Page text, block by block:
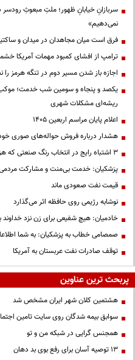
سربازانِ خیابانِ ظهور؛ ملتِ مبعوثِ رودسر
نمی‌دهیم»
فرق است میان مجاهدان در میدان و
ترامپ از افشای کمبود مهمات آمریکا
اجازه باز شدن مسیر دوم در تنگه هرمز را
یکصد و پنجاه و سومین شب خدمت؛ موکب
ریشه‌ای مشکلات شهری
اعلام پایان مراسم اربعین ۱۴۰۵
هشدار درباره فروش حواله‌های صوری
3 اشتباه رایج در انتخاب رنگ صنعتی که هزینه‌اش را سال‌ها می‌پردازید...
پزشکیان: خدمت بی‌منت و مشارکت
قیمت نفت صعودی ماند
نوشابه رژیمی روی حافظه اثر می‌گذارد
خادمیان: هیچ شفیعی برای زن نزد
صمصامی خطاب به پزشکیان: به شما
توقف صادرات نفت عربستان به آمریکا
پربحث ترین عناوین
هشتمین کلان شهر ایران مشخص شد
سوابق بیمه شدگان روی سایت تامین
همجنس گرایی در شبکه من و تو
13 توصیه آسان برای رفع بوی بد دهان